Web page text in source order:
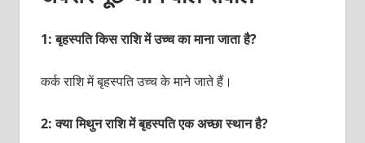
1: बृहस्पति किस राशि में उच्च का माना जाता है?
कर्क राशि में बृहस्पति उच्च के माने जाते हैं।
2: क्या मिथुन राशि में बृहस्पति एक अच्छा स्थान है?